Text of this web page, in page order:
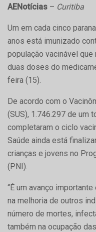
AENotícias – Curitiba
Um em cada cinco
anos está imunizado
população vacinável
duas doses do
feira (15).
De acordo com o
(SUS), 1.746.297 de um
completaram o ciclo
Saúde ainda está
crianças e jovens no
(PNI).
“É um avanço
na melhoria de outros
número de mortes,
também na ocupação